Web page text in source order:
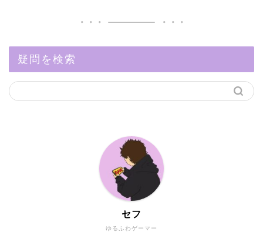
疑問を検索
ゆるふわゲーマー
セフ